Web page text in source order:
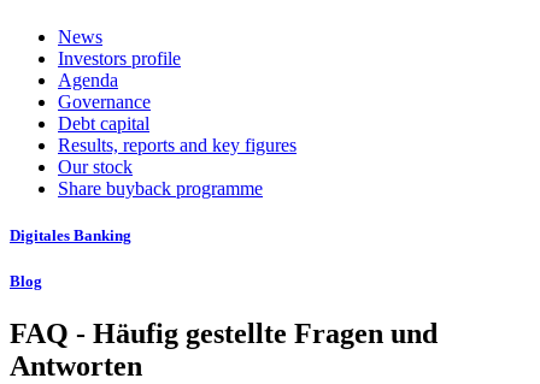
News
Investors profile
Agenda
Governance
Debt capital
Results, reports and key figures
Our stock
Share buyback programme
Digitales Banking
Blog
FAQ - Häufig gestellte Fragen und
Antworten